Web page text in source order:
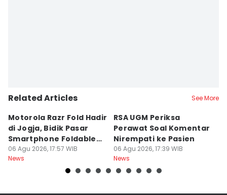
Related Articles See More
Motorola Razr Fold Hadir
di Jogja, Bidik Pasar
Smartphone Foldable
Premium
06 Agu 2026, 17:57 WIB
News
RSA UGM Periksa
Perawat Soal Komentar
Nirempati ke Pasien
06 Agu 2026, 17:39 WIB
News